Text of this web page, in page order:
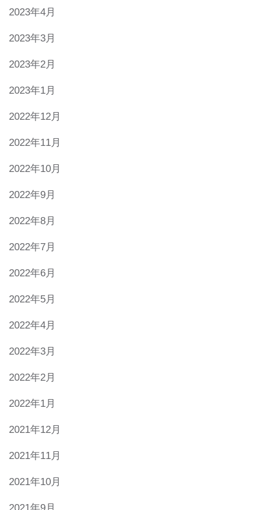
2023年4月
2023年3月
2023年2月
2023年1月
2022年12月
2022年11月
2022年10月
2022年9月
2022年8月
2022年7月
2022年6月
2022年5月
2022年4月
2022年3月
2022年2月
2022年1月
2021年12月
2021年11月
2021年10月